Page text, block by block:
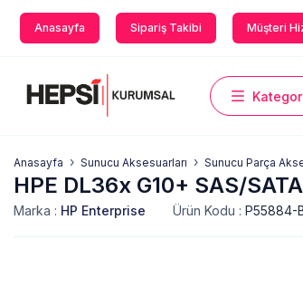
Anasayfa Sipariş Takibi Müşteri
Anasayfa Sunucu Aksesuarları Sunucu Parça
HPE DL36x G10+ SAS/
Marka : HP Enterprise Ürün Kodu : P55884-